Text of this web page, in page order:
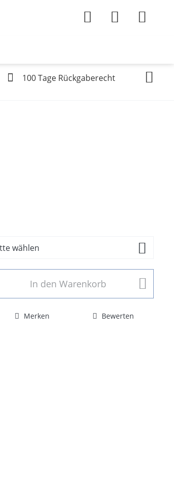
100 Tage Rückgaberecht
In den Warenkorb
Merken Bewerten